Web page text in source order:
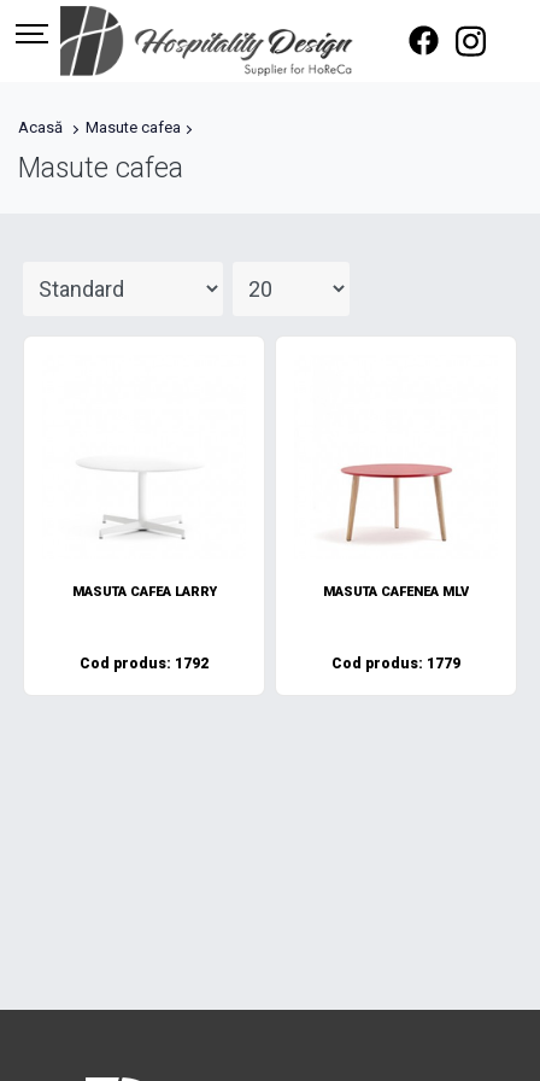
Acasă Masute cafea
Masute cafea
MASUTA CAFEA LARRY
Cod produs: 1792
MASUTA CAFENEA MLV
Cod produs: 1779